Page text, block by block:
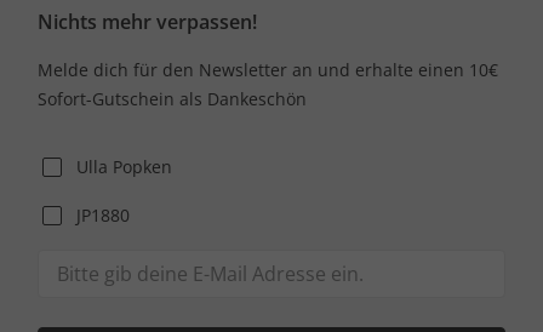
Nichts mehr verpassen!
Melde dich für den Newsletter an und erhalte einen 10€
Sofort-Gutschein als Dankeschön
Ulla Popken
JP1880